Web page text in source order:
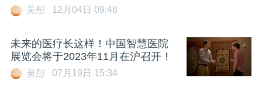
吴彤 12月04日 09:48
未来的医疗长这样！中国智慧医院
展览会将于2023年11月在沪召开！
吴彤 07月19日 15:34